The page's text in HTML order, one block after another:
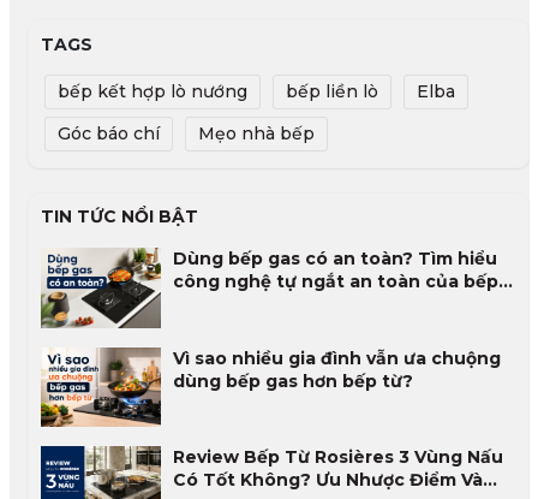
TAGS
bếp kết hợp lò nướng bếp liền lò
Elba
Góc báo chí
Mẹo nhà bếp
TIN TỨC NỔI BẬT
Dùng bếp gas có an toàn? Tìm hiểu
công nghệ tự ngắt an toàn của bếp
Vì sao nhiều gia đình vẫn ưa chuộng
dùng bếp gas hơn bếp từ?
Review Bếp Từ Rosières 3 Vùng Nấu
Có Tốt Không? Ưu Nhược Điểm Và